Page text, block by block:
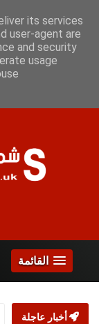
الصفحات
القائمة
أخبار عاجلة
its services
user-agent are
and security
usage